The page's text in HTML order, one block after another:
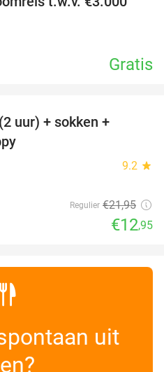
Gratis
uur) + sokken +
9.2 star
Regulier €21,95
€12,95
uit